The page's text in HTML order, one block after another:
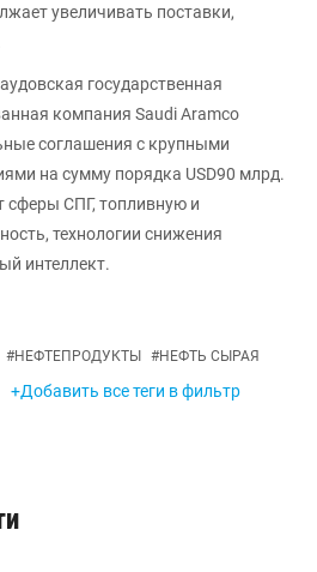
увеличивать поставки,
государственная
компания Saudi Aramco
соглашения с крупными
на сумму порядка USD90 млрд.
СПГ, топливную и
технологии снижения
интеллект.
#НЕФТЕПРОДУКТЫ #НЕФТЬ СЫРАЯ
+Добавить все теги в фильтр